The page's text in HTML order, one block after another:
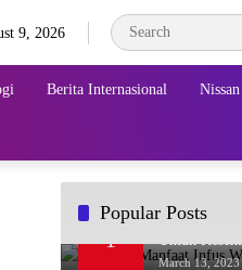
9, 2026
Berita Internasional Nissan
Popular Posts
1
Beberapa
Untuk
March 13, 2023